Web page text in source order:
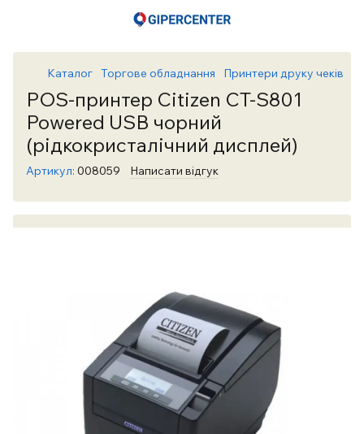
Каталог Торгове обладнання Принтери друку чеків
POS-принтер Citizen CT-S801
Powered USB чорний
(рідкокристалічний дисплей)
Артикул: 008059 Написати відгук